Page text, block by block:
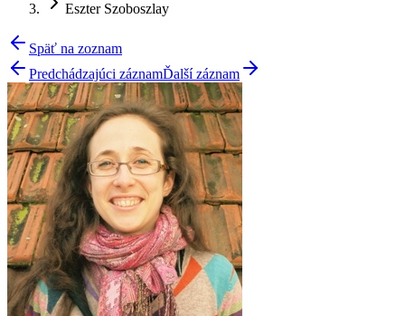
Eszter Szoboszlay
Späť na zoznam
Predchádzajúci záznamĎalší záznam